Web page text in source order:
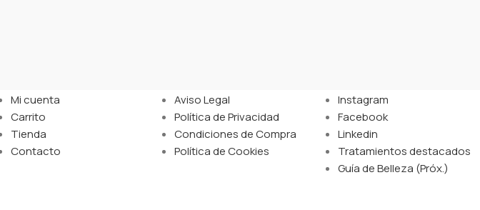
Mi cuenta
Carrito
Tienda
Contacto
Aviso Legal
Política de Privacidad
Condiciones de Compra
Política de Cookies
Instagram
Facebook
Linkedin
Tratamientos destacados
Guía de Belleza (Próx.)